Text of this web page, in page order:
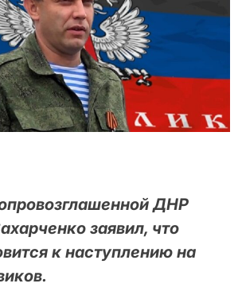
ДНР
заявил, что
к наступлению на